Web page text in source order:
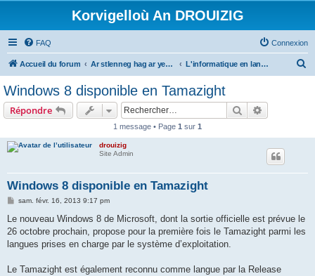
Korvigelloù An DROUIZIG
FAQ Connexion
Accueil du forum Ar stlenneg hag ar yezhoù bihan er bed a-bezh L'informatique en langues régionales et minoritaires
Windows 8 disponible en Tamazight
Répondre Rechercher
1 message • Page 1 sur 1
drouizig
Site Admin
Windows 8 disponible en Tamazight
M
s
a
g
sam. févr. 16, 2013 9:17 pm
Le nouveau Windows 8 de Microsoft, dont la sortie officielle est prévue le
26 octobre prochain, propose pour la première fois le Tamazight parmi les
langues prises en charge par le système d’exploitation.
Le Tamazight est également reconnu comme langue par la Release